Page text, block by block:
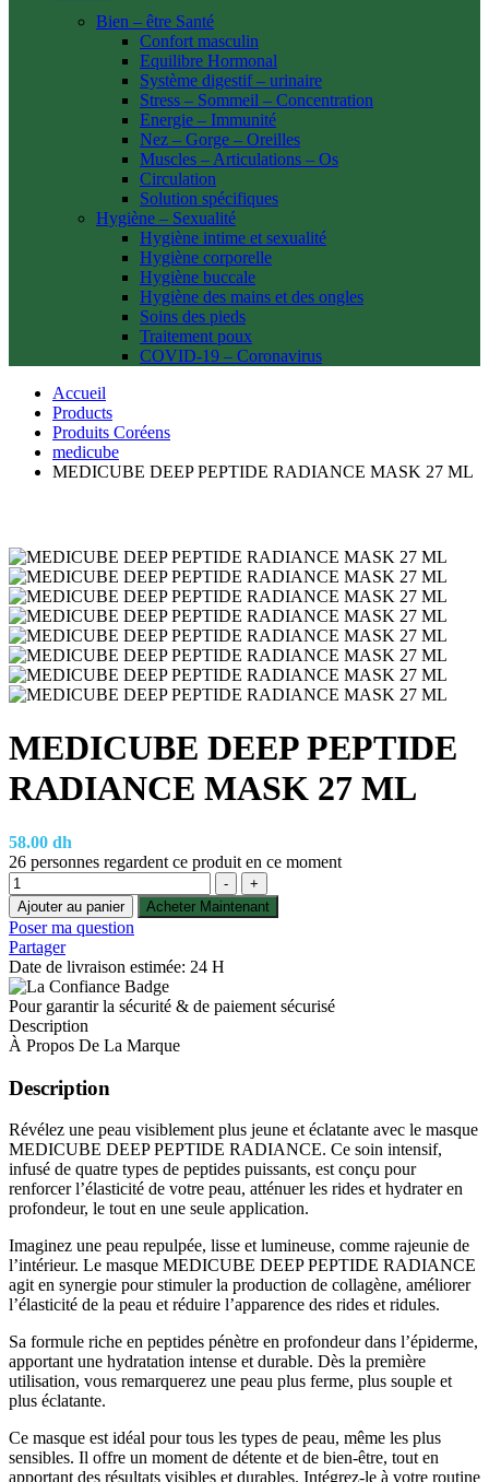
Bien – être Santé
Confort masculin
Equilibre Hormonal
Système digestif – urinaire
Stress – Sommeil – Concentration
Energie – Immunité
Nez – Gorge – Oreilles
Muscles – Articulations – Os
Circulation
Solution spécifiques
Hygiène – Sexualité
Hygiène intime et sexualité
Hygiène corporelle
Hygiène buccale
Hygiène des mains et des ongles
Soins des pieds
Traitement poux
COVID-19 – Coronavirus
Accueil
Products
Produits Coréens
medicube
MEDICUBE DEEP PEPTIDE RADIANCE MASK 27 ML
MEDICUBE DEEP PEPTIDE
RADIANCE MASK 27 ML
58.00 dh
26 personnes regardent ce produit en ce moment
Quantité
-
+
Ajouter au panier
Acheter Maintenant
Poser ma question
Partager
Date de livraison estimée: 24 H
Pour garantir la sécurité & de paiement sécurisé
Description
À Propos De La Marque
Description
Révélez une peau visiblement plus jeune et éclatante avec le masque
MEDICUBE DEEP PEPTIDE RADIANCE. Ce soin intensif,
infusé de quatre types de peptides puissants, est conçu pour
renforcer l’élasticité de votre peau, atténuer les rides et hydrater en
profondeur, le tout en une seule application.
Imaginez une peau repulpée, lisse et lumineuse, comme rajeunie de
l’intérieur. Le masque MEDICUBE DEEP PEPTIDE RADIANCE
agit en synergie pour stimuler la production de collagène, améliorer
l’élasticité de la peau et réduire l’apparence des rides et ridules.
Sa formule riche en peptides pénètre en profondeur dans l’épiderme,
apportant une hydratation intense et durable. Dès la première
utilisation, vous remarquerez une peau plus ferme, plus souple et
plus éclatante.
Ce masque est idéal pour tous les types de peau, même les plus
sensibles. Il offre un moment de détente et de bien-être, tout en
apportant des résultats visibles et durables. Intégrez-le à votre routine